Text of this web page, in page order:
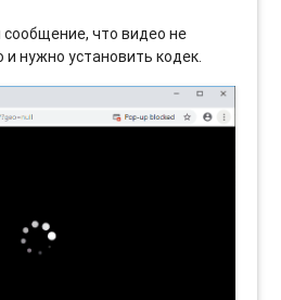
сообщение, что видео не
нужно установить кодек.